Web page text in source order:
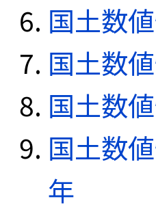
国土数
国土数
国土数
国土数
年